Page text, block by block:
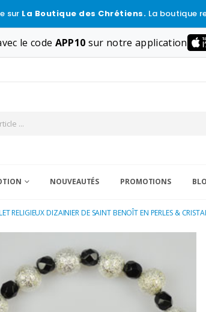
sur La Boutique des Chrétiens. La boutique
le code APP10 sur notre application
NOUVEAUTÉS PROMOTIONS
RELIGIEUX DIZAINIER DE SAINT BENOÎT EN PERLES &